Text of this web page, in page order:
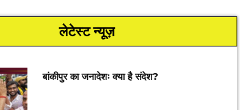
लेटेस्ट न्यूज़
बांकीपुर का जनादेशः क्या है संदेश?